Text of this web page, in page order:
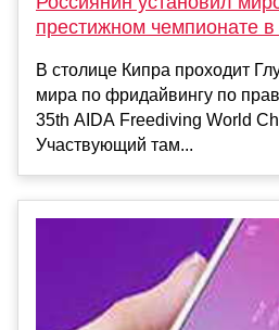
престижном чемпионате
В столице Кипра проходит
мира по фридайвингу по
35th AIDA Freediving World
Участвующий там...